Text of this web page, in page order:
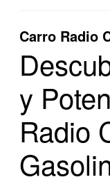
SATELITALES
Carro Radio
y
Radio